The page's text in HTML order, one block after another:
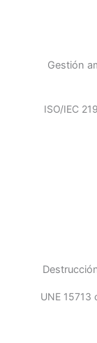
Gestión
ISO/IEC
UNE 15713